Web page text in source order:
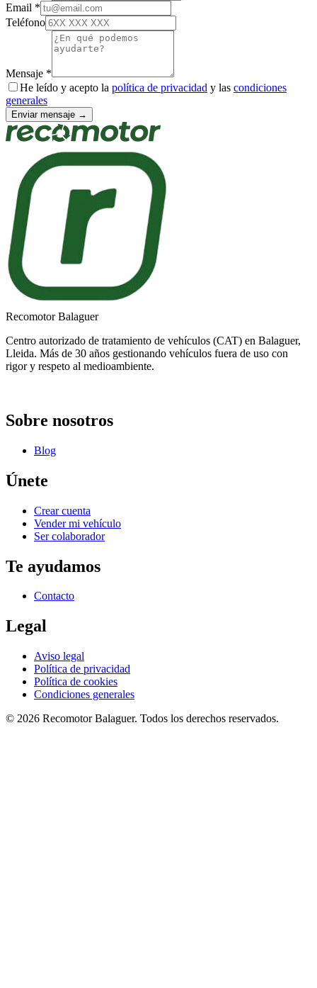
Email *
Teléfono
Mensaje *
He leído y acepto la política de privacidad y las condiciones
generales
Enviar mensaje →
Recomotor Balaguer
Centro autorizado de tratamiento de vehículos (CAT) en Balaguer,
Lleida. Más de 30 años gestionando vehículos fuera de uso con
rigor y respeto al medioambiente.
Sobre nosotros
Blog
Únete
Crear cuenta
Vender mi vehículo
Ser colaborador
Te ayudamos
Contacto
Legal
Aviso legal
Política de privacidad
Política de cookies
Condiciones generales
© 2026 RecomotorBalaguer. Todos los derechos reservados.